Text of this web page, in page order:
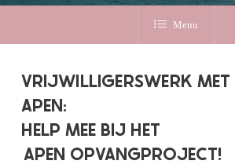
Menu
VRIJWILLIGERSWERK MET
APEN:
HELP MEE BIJ HET
APEN OPVANGPROJECT!